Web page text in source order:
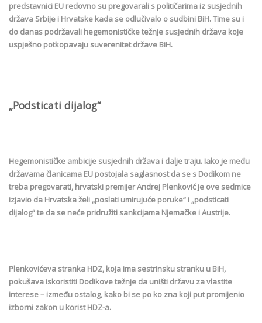
predstavnici EU redovno su pregovarali s političarima iz susjednih
država Srbije i Hrvatske kada se odlučivalo o sudbini BiH. Time su i
do danas podržavali hegemonističke težnje susjednih država koje
uspješno potkopavaju suverenitet države BiH.
„Podsticati dijalog“
Hegemonističke ambicije susjednih država i dalje traju. Iako je među
državama članicama EU postojala saglasnost da se s Dodikom ne
treba pregovarati, hrvatski premijer Andrej Plenković je ove sedmice
izjavio da Hrvatska želi „poslati umirujuće poruke“ i „podsticati
dijalog“ te da se neće pridružiti sankcijama Njemačke i Austrije.
Plenkovićeva stranka HDZ, koja ima sestrinsku stranku u BiH,
pokušava iskoristiti Dodikove težnje da uništi državu za vlastite
interese – između ostalog, kako bi se po ko zna koji put promijenio
izborni zakon u korist HDZ-a.